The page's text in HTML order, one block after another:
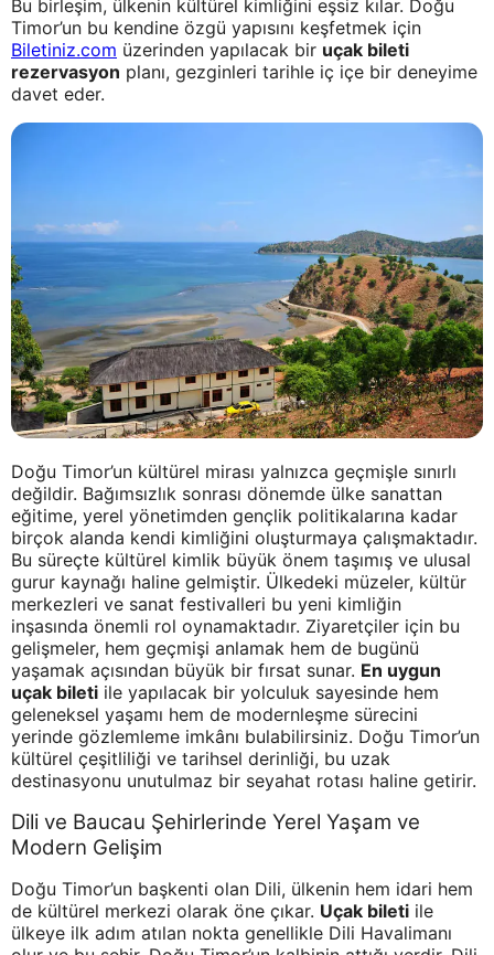
Bu birleşim, ülkenin kültürel kimliğini eşsiz kılar. Doğu
Timor’un bu kendine özgü yapısını keşfetmek için
Biletiniz.com üzerinden yapılacak bir uçak bileti
rezervasyon planı, gezginleri tarihle iç içe bir deneyime
davet eder.
Doğu Timor’un kültürel mirası yalnızca geçmişle sınırlı
değildir. Bağımsızlık sonrası dönemde ülke sanattan
eğitime, yerel yönetimden gençlik politikalarına kadar
birçok alanda kendi kimliğini oluşturmaya çalışmaktadır.
Bu süreçte kültürel kimlik büyük önem taşımış ve ulusal
gurur kaynağı haline gelmiştir. Ülkedeki müzeler, kültür
merkezleri ve sanat festivalleri bu yeni kimliğin
inşasında önemli rol oynamaktadır. Ziyaretçiler için bu
gelişmeler, hem geçmişi anlamak hem de bugünü
yaşamak açısından büyük bir fırsat sunar. En uygun
uçak bileti ile yapılacak bir yolculuk sayesinde hem
geleneksel yaşamı hem de modernleşme sürecini
yerinde gözlemleme imkânı bulabilirsiniz. Doğu Timor’un
kültürel çeşitliliği ve tarihsel derinliği, bu uzak
destinasyonu unutulmaz bir seyahat rotası haline getirir.
Dili ve Baucau Şehirlerinde Yerel Yaşam ve
Modern Gelişim
Doğu Timor’un başkenti olan Dili, ülkenin hem idari hem
de kültürel merkezi olarak öne çıkar. Uçak bileti ile
ülkeye ilk adım atılan nokta genellikle Dili Havalimanı